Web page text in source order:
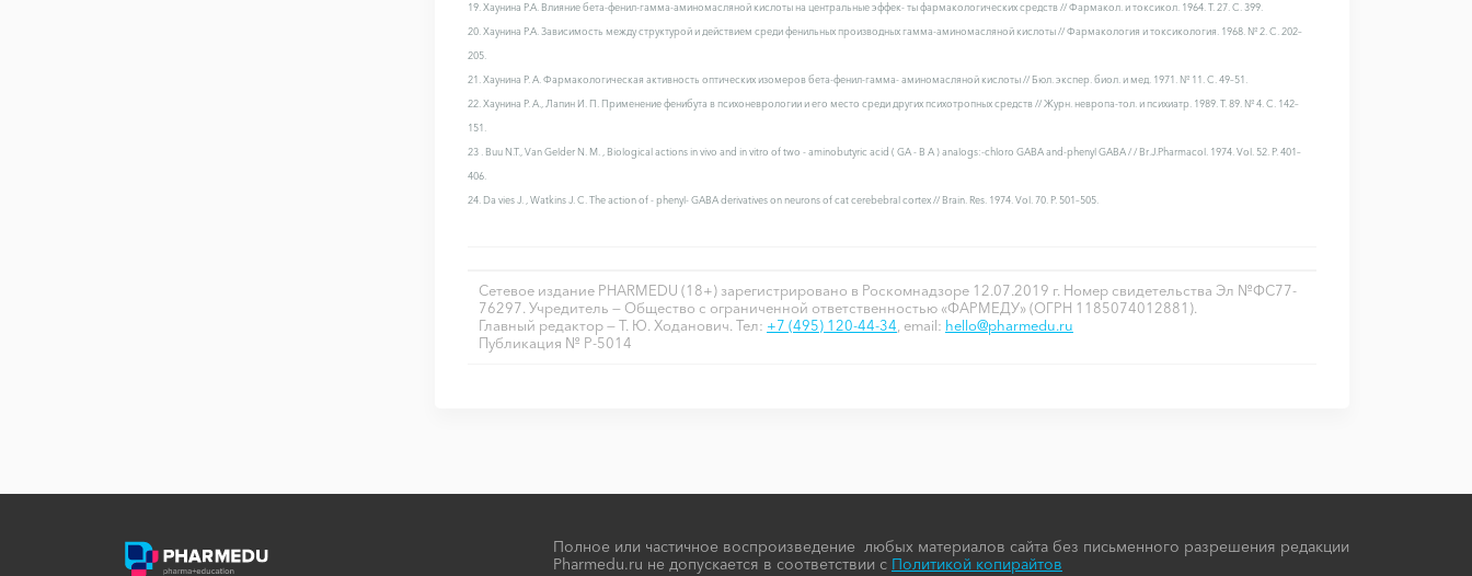
19. Хаунина Р.А. Влияние бета-фенил-гамма-аминомасляной кислоты на центральные эффек- ты фармакологических средств // Фармакол. и токсикол. 1964. Т. 27. С. 399.
20. Хаунина Р.А. Зависимость между структурой и действием среди фенильных производных гамма-аминомасляной кислоты // Фармакология и токсикология. 1968. № 2. С. 202–
205.
21. Хаунина Р. А. Фармакологическая активность оптических изомеров бета-фенил-гамма- аминомасляной кислоты // Бюл. экспер. биол. и мед. 1971. № 11. С. 49–51.
22. Хаунина Р. А., Лапин И. П. Применение фенибута в психоневрологии и его место среди других психотропных средств // Журн. невропа-тол. и психиатр. 1989. Т. 89. № 4. С. 142–
151.
23 . Buu N.T., Van Gelder N. M. , Biological actions in vivo аnd in vitro of two - aminobutyric acid ( GA - B A ) analogs:-chloro GABA and-phenyl GABA / / Br.J.Pharmacol. 1974. Vol. 52. P. 401–
406.
24. Da vies J. , Watkins J. C. The action of - phenyl- GABA derivatives on neurons of cat cerebebral cortex // Brain. Res. 1974. Vol. 70. P. 501–505.
Сетевое издание PHARMEDU (18+) зарегистрировано в Роскомнадзоре 12.07.2019 г. Номер свидетельства Эл №ФС77-
76297. Учредитель — Общество с ограниченной ответственностью «ФАРМЕДУ» (ОГРН 1185074012881).
Главный редактор — Т. Ю. Ходанович. Тел: +7 (495) 120-44-34 , email: hello@pharmedu.ru
Публикация № P-5014
Полное или частичное воспроизведение любых материалов сайта без письменного разрешения редакции
Pharmedu.ru не допускается в соответствии с Политикой копирайтов